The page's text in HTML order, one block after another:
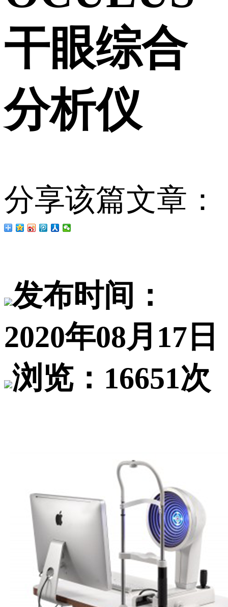
干眼综合
分析仪
分享该篇文章：
发布时间：
2020年08月17日
浏览：16651次